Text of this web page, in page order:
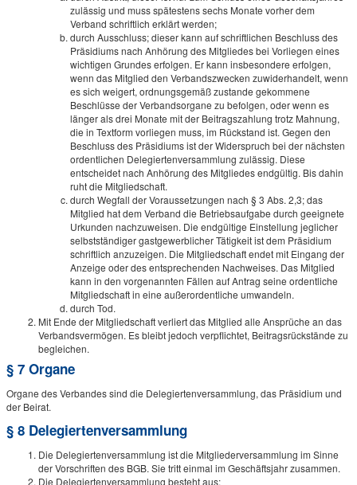
zulässig und muss spätestens sechs Monate vorher dem
Verband schriftlich erklärt werden;
durch Ausschluss; dieser kann auf schriftlichen Beschluss des
Präsidiums nach Anhörung des Mitgliedes bei Vorliegen eines
wichtigen Grundes erfolgen. Er kann insbesondere erfolgen,
wenn das Mitglied den Verbandszwecken zuwiderhandelt, wenn
es sich weigert, ordnungsgemäß zustande gekommene
Beschlüsse der Verbandsorgane zu befolgen, oder wenn es
länger als drei Monate mit der Beitragszahlung trotz Mahnung,
die in Textform vorliegen muss, im Rückstand ist. Gegen den
Beschluss des Präsidiums ist der Widerspruch bei der nächsten
ordentlichen Delegiertenversammlung zulässig. Diese
entscheidet nach Anhörung des Mitgliedes endgültig. Bis dahin
ruht die Mitgliedschaft.
durch Wegfall der Voraussetzungen nach § 3 Abs. 2,3; das
Mitglied hat dem Verband die Betriebsaufgabe durch geeignete
Urkunden nachzuweisen. Die endgültige Einstellung jeglicher
selbstständiger gastgewerblicher Tätigkeit ist dem Präsidium
schriftlich anzuzeigen. Die Mitgliedschaft endet mit Eingang der
Anzeige oder des entsprechenden Nachweises. Das Mitglied
kann in den vorgenannten Fällen auf Antrag seine ordentliche
Mitgliedschaft in eine außerordentliche umwandeln.
durch Tod.
Mit Ende der Mitgliedschaft verliert das Mitglied alle Ansprüche an das
Verbandsvermögen. Es bleibt jedoch verpflichtet, Beitragsrückstände zu
begleichen.
§ 7 Organe
Organe des Verbandes sind die Delegiertenversammlung, das Präsidium und
der Beirat.
§ 8 Delegiertenversammlung
Die Delegiertenversammlung ist die Mitgliederversammlung im Sinne
der Vorschriften des BGB. Sie tritt einmal im Geschäftsjahr zusammen.
Die Delegiertenversammlung besteht aus: